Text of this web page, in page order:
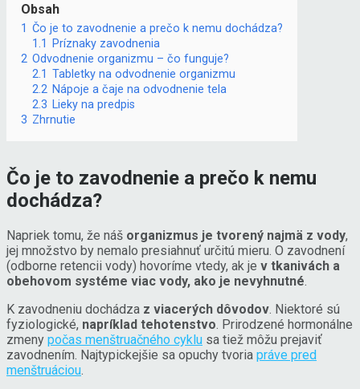
Obsah
1 Čo je to zavodnenie a prečo k nemu dochádza?
1.1
Príznaky zavodnenia
2 Odvodnenie organizmu – čo funguje?
2.1 Tabletky na odvodnenie organizmu
2.2 Nápoje a čaje na odvodnenie tela
2.3 Lieky na predpis
3 Zhrnutie
Čo je to zavodnenie a prečo k nemu
dochádza?
Napriek tomu, že náš organizmus je tvorený najmä z vody,
jej množstvo by nemalo presiahnuť určitú mieru. O zavodnení
(odborne retencii vody) hovoríme vtedy, ak je v tkanivách a
obehovom systéme viac vody, ako je nevyhnutné
K zavodneniu dochádza z viacerých dôvodov . Niektoré sú
fyziologické, napríklad tehotenstvo . Prirodzené hormonálne
zmeny počas menštruačného cyklu sa tiež môžu prejaviť
zavodnením. Najtypickejšie sa opuchy tvoria práve pred
menštruáciou